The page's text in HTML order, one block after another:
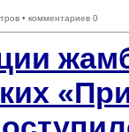
• комментариев 0